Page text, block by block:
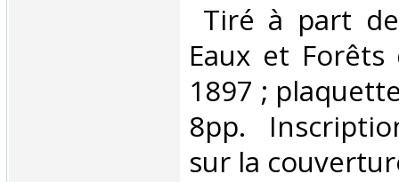
Tiré à part
Eaux et
1897 ;
8pp.
sur la